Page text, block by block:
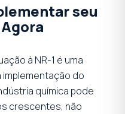
seu
à NR-1 é uma
implementação do
química pode
crescentes, não